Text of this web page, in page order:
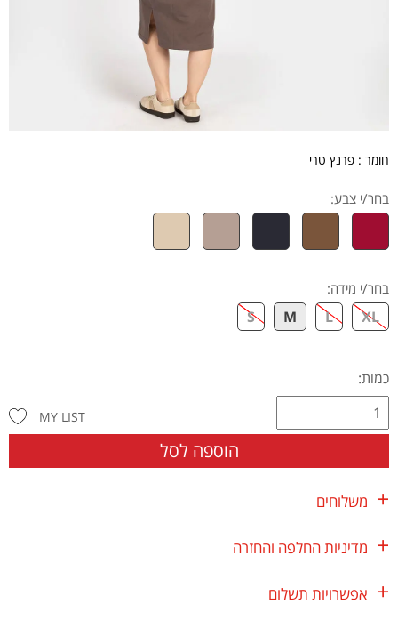
חומר : פרנץ טרי
בחר/י צבע:
בחר/י מידה:
XL
L
M
S
כמות:
הוספה לסל
MY LIST
משלוחים
מדיניות החלפה והחזרה
אפשרויות תשלום